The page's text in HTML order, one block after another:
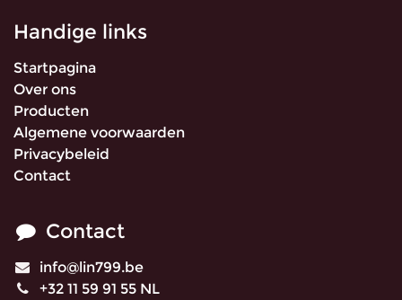
Handige links
Startpagina
Over ons
Producten
Algemene voorwaarden
Privacybeleid
Contact
Contact
info@lin799.be
+32 11 59 91 55 NL